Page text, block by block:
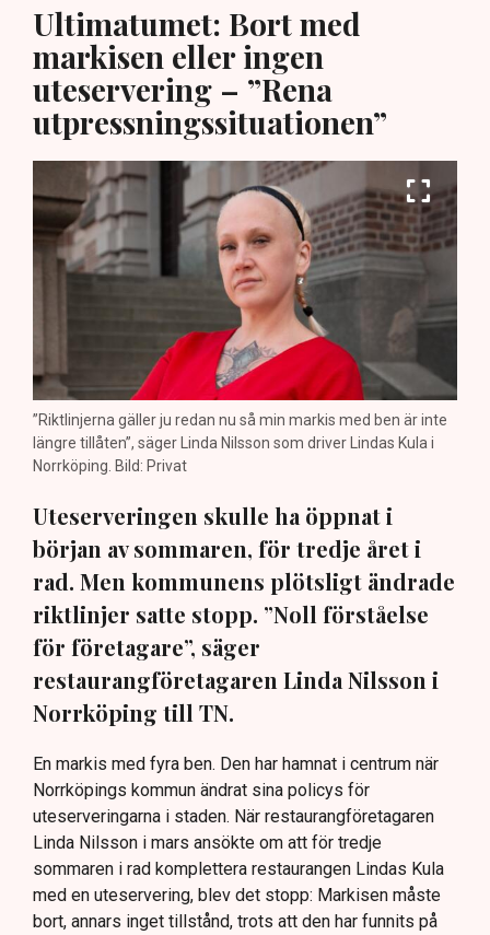
Ultimatumet: Bort med
markisen eller ingen
uteservering – ”Rena
utpressningssituationen”
”Riktlinjerna gäller ju redan nu så min markis med ben är inte
längre tillåten”, säger Linda Nilsson som driver Lindas Kula i
Norrköping. Bild: Privat
Uteserveringen skulle ha öppnat i
början av sommaren, för tredje året i
rad. Men kommunens plötsligt ändrade
riktlinjer satte stopp. ”Noll förståelse
för företagare”, säger
restaurangföretagaren Linda Nilsson i
Norrköping till TN.
En markis med fyra ben. Den har hamnat i centrum när
Norrköpings kommun ändrat sina policys för
uteserveringarna i staden. När restaurangföretagaren
Linda Nilsson i mars ansökte om att för tredje
sommaren i rad komplettera restaurangen Lindas Kula
med en uteservering, blev det stopp: Markisen måste
bort, annars inget tillstånd, trots att den har funnits på